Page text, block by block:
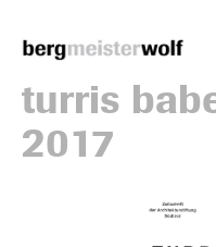
turris
2017